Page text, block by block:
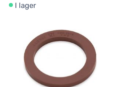
I lager